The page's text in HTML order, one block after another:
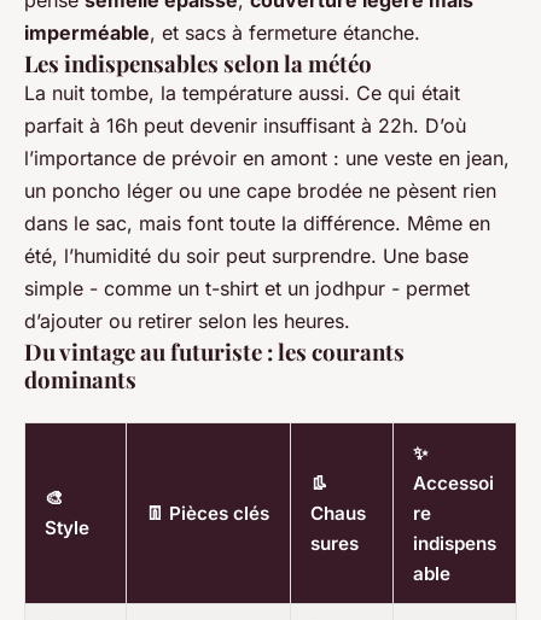
imperméable, et sacs à fermeture étanche.
Les indispensables selon la météo
La nuit tombe, la température aussi. Ce qui était
parfait à 16h peut devenir insuffisant à 22h. D’où
l’importance de prévoir en amont : une veste en jean,
un poncho léger ou une cape brodée ne pèsent rien
dans le sac, mais font toute la différence. Même en
été, l’humidité du soir peut surprendre. Une base
simple - comme un t-shirt et un jodhpur - permet
d’ajouter ou retirer selon les heures.
Du vintage au futuriste : les courants
dominants
🎨
Style
👖 Pièces clés
👢
Chaus
sures
✨
Accessoi
re
indispens
able